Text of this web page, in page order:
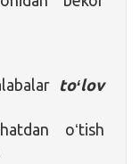
toʻlov
oʻtish